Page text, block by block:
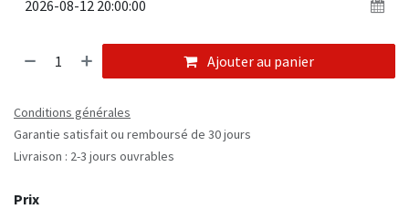
Ajouter au panier
Conditions générales
Garantie satisfait ou remboursé de 30 jours
Livraison : 2-3 jours ouvrables
Prix